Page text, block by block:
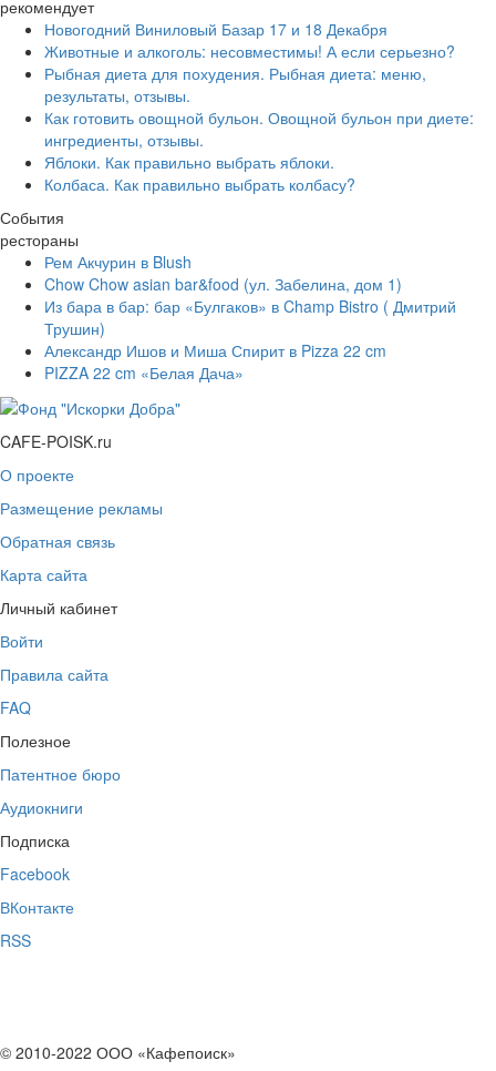
рекомендует
Новогодний Виниловый Базар 17 и 18 Декабря
Животные и алкоголь: несовместимы! А если серьезно?
Рыбная диета для похудения. Рыбная диета: меню,
результаты, отзывы.
Как готовить овощной бульон. Овощной бульон при диете:
ингредиенты, отзывы.
Яблоки. Как правильно выбрать яблоки.
Колбаса. Как правильно выбрать колбасу?
События
рестораны
Рем Акчурин в Blush
Chow Chow asian bar&food (ул. Забелина, дом 1)
Из бара в бар: бар «Булгаков» в Champ Bistro ( Дмитрий
Трушин)
Александр Ишов и Миша Спирит в Pizza 22 cm
PIZZA 22 cm «Белая Дача»
CAFE-POISK.ru
О проекте
Размещение рекламы
Обратная связь
Карта сайта
Личный кабинет
Войти
Правила сайта
FAQ
Полезное
Патентное бюро
Аудиокниги
Подписка
Facebook
ВКонтакте
RSS
© 2010-2022 ООО «Кафепоиск»